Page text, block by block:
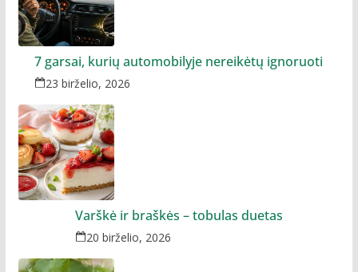
7 garsai, kurių automobilyje nereikėtų ignoruoti
23 birželio, 2026
Varškė ir braškės – tobulas duetas
20 birželio, 2026